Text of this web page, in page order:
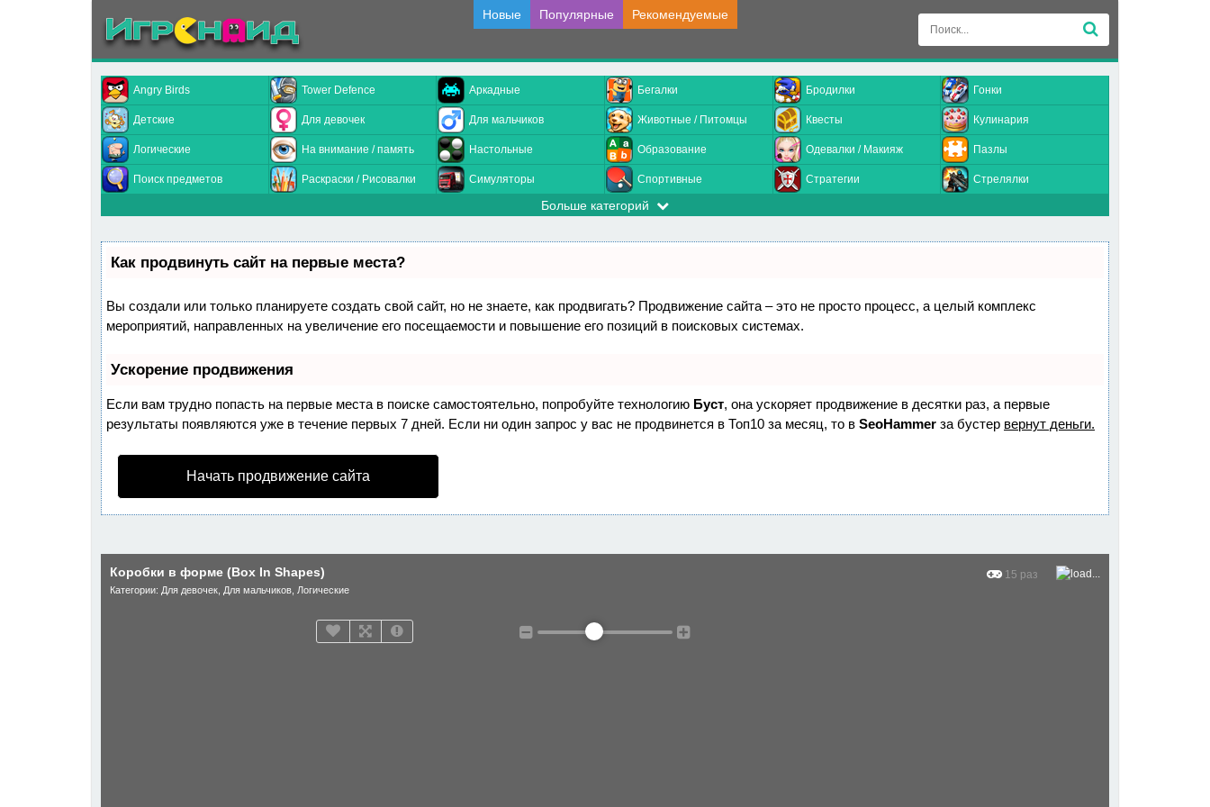
Новые Популярные Рекомендуемые
Angry Birds Tower Defence Аркадные Бегалки Бродилки Гонки
Детские Для девочек Для мальчиков Животные / Питомцы Квесты Кулинария
Логические На внимание / память Настольные Образование Одевалки / Макияж Пазлы
Поиск предметов Раскраски / Рисовалки Симуляторы Спортивные Стратегии Стрелялки
Больше категорий
Как продвинуть сайт на первые места?
Вы создали или только планируете создать свой сайт, но не знаете, как продвигать? Продвижение сайта – это не просто процесс, а целый комплекс
мероприятий, направленных на увеличение его посещаемости и повышение его позиций в поисковых системах.
Ускорение продвижения
Если вам трудно попасть на первые места в поиске самостоятельно, попробуйте технологию Буст, она ускоряет продвижение в десятки раз, а первые
результаты появляются уже в течение первых 7 дней. Если ни один запрос у вас не продвинется в Топ10 за месяц, то в SeoHammer за бустер вернут деньги.
Начать продвижение сайта
Коробки в форме (Box In Shapes) 15 раз
Категории: Для девочек Для мальчиков Логические